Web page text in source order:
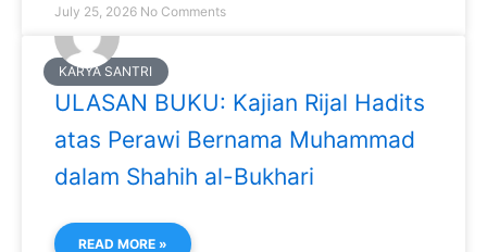
July 25, 2026 No Comments
KARYA SANTRI
ULASAN BUKU: Kajian Rijal Hadits
atas Perawi Bernama Muhammad
dalam Shahih al-Bukhari
READ MORE »